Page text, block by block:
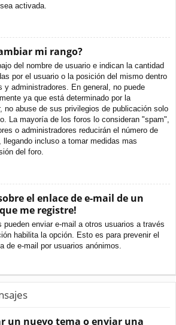
activada.
mi rango?
del nombre de usuario e indican la cantidad
por el usuario o la posición del mismo dentro
y administradores. En general, no puede
ya que está determinado por la
no abuse de sus privilegios de publicación solo
La mayoría de los foros lo consideran "spam",
o administradores reducirán el número de
incluso a tomar medidas mas
del foro.
el enlace de e-mail de un
me registre!
pueden enviar e-mail a otros usuarios a través
habilita la opción. Esto es para prevenir el
de e-mail por usuarios anónimos.
un nuevo tema o enviar una